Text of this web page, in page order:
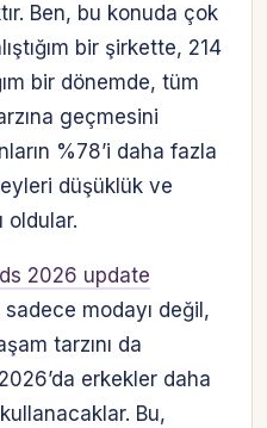
Ben, bu konuda çok
bir şirkette, 214
bir dönemde, tüm
geçmesini
%78’i daha fazla
düşüklük ve
oldular.
2026 update
modayı değil,
tarzını da
erkekler daha
Bu,